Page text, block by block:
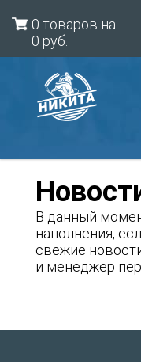
0 товаров на
0 руб.
В данный
наполнения,
свежие
и менеджер